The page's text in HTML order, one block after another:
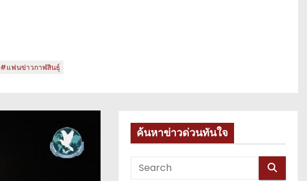
#แฟนข่าวกาฬสินธุ์
ค้นหาข่าวด่วนทันใจ